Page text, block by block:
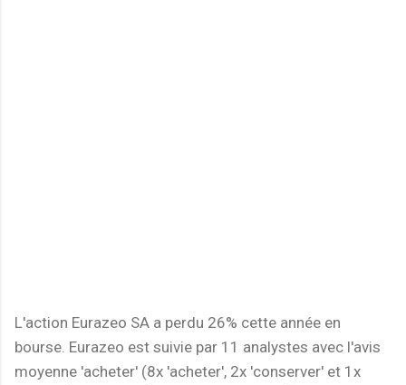
L'action Eurazeo SA a perdu 26% cette année en
bourse. Eurazeo est suivie par 11 analystes avec l'avis
moyenne 'acheter' (8x 'acheter', 2x 'conserver' et 1x